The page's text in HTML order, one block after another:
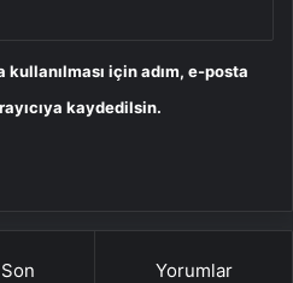
için adım, e-posta
kaydedilsin.
Son Yorumlar